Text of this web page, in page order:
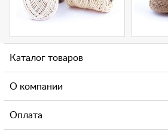
Каталог товаров
О компании
Оплата